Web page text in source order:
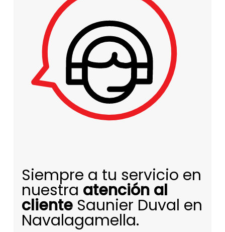
Siempre a tu servicio en
nuestra atención al
clienteSaunier Duval en
Navalagamella.